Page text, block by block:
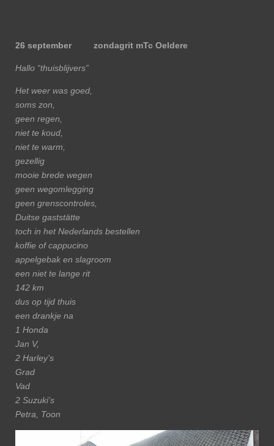
26 september zondagrit mTc Oeldere
Hallo “thuisblijvers”
Het weer was goed,
soms zon,
geen regen,
niet te koud,
niet te warm,
gezellig
mooie brede wegen
geen wegomlegging
geen grenscontroles,
Duitse gaststätte
toch in het Nederlands bestellen
koffie of cappucino
appelgebak en slagroom
een niet te lange rit
142 km
dus op tijd thuis
een drankje na
1 Honda
Jan V,
2 Harley’s
Grad
Vad
2 Suzuki’s
Petra, Toon